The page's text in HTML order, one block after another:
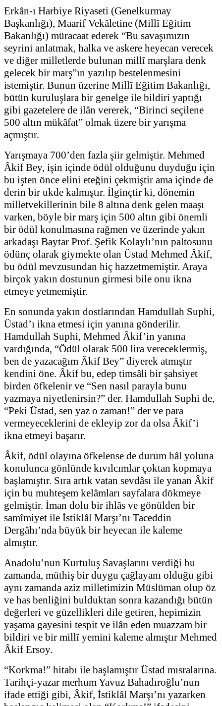
Erkân-ı Harbiye Riyaseti (Genelkurmay
Başkanlığı), Maarif Vekâletine (Millî Eğitim
Bakanlığı) müracaat ederek “Bu savaşımızın
seyrini anlatmak, halka ve askere heyecan verecek
ve diğer milletlerde bulunan millî marşlara denk
gelecek bir marş”ın yazılıp bestelenmesini
istemiştir. Bunun üzerine Millî Eğitim Bakanlığı,
bütün kuruluşlara bir genelge ile bildiri yaptığı
gibi gazetelere de ilân vererek, “Birinci seçilene
500 altın mükâfat” olmak üzere bir yarışma
açmıştır.
Yarışmaya 700’den fazla şiir gelmiştir. Mehmed
Âkif Bey, işin içinde ödül olduğunu duyduğu için
bu işten önce elini eteğini çekmiştir ama içinde de
derin bir ukde kalmıştır. İlginçtir ki, dönemin
milletvekillerinin bile 8 altına denk gelen maaşı
varken, böyle bir marş için 500 altın gibi önemli
bir ödül konulmasına rağmen ve üzerinde yakın
arkadaşı Baytar Prof. Şefik Kolaylı’nın paltosunu
ödünç olarak giymekte olan Üstad Mehmed Âkif,
bu ödül mevzusundan hiç hazzetmemiştir. Araya
birçok yakın dostunun girmesi bile onu ikna
etmeye yetmemiştir.
En sonunda yakın dostlarından Hamdullah Suphi,
Üstad’ı ikna etmesi için yanına gönderilir.
Hamdullah Suphi, Mehmed Âkif’in yanına
vardığında, “Ödül olarak 500 lira vereceklermiş,
ben de yazacağım Âkif Bey” diyerek atmıştır
kendini öne. Âkif bu, edep timsâli bir şahsiyet
birden öfkelenir ve “Sen nasıl parayla bunu
yazmaya niyetlenirsin?” der. Hamdullah Suphi de,
“Peki Üstad, sen yaz o zaman!” der ve para
vermeyeceklerini de ekleyip zor da olsa Âkif’i
ikna etmeyi başarır.
Âkif, ödül olayına öfkelense de durum hâl yoluna
konulunca gönlünde kıvılcımlar çoktan kopmaya
başlamıştır. Sıra artık vatan sevdâsı ile yanan Âkif
için bu muhteşem kelâmları sayfalara dökmeye
gelmiştir. İman dolu bir ihlâs ve gönülden bir
samîmiyet ile İstiklâl Marşı’nı Taceddin
Dergâhı’nda büyük bir heyecan ile kaleme
almıştır.
Anadolu’nun Kurtuluş Savaşlarını verdiği bu
zamanda, müthiş bir duygu çağlayanı olduğu gibi
aynı zamanda aziz milletimizin Müslüman olup öz
ve has benliğini bulduktan sonra kazandığı bütün
değerleri ve güzellikleri dile getiren, hepimizin
yaşama gayesini tespit ve ilân eden muazzam bir
bildiri ve bir millî yemini kaleme almıştır Mehmed
Âkif Ersoy.
“Korkma!” hitabı ile başlamıştır Üstad mısralarına.
Tarihçi-yazar merhum Yavuz Bahadıroğlu’nun
ifade ettiği gibi, Âkif, İstiklâl Marşı’nı yazarken